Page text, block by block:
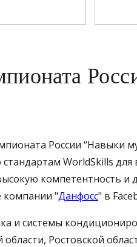
России “Навыки
WorldSkills для
компетентность и
компании "Данфосс" в
и системы
Ростовской